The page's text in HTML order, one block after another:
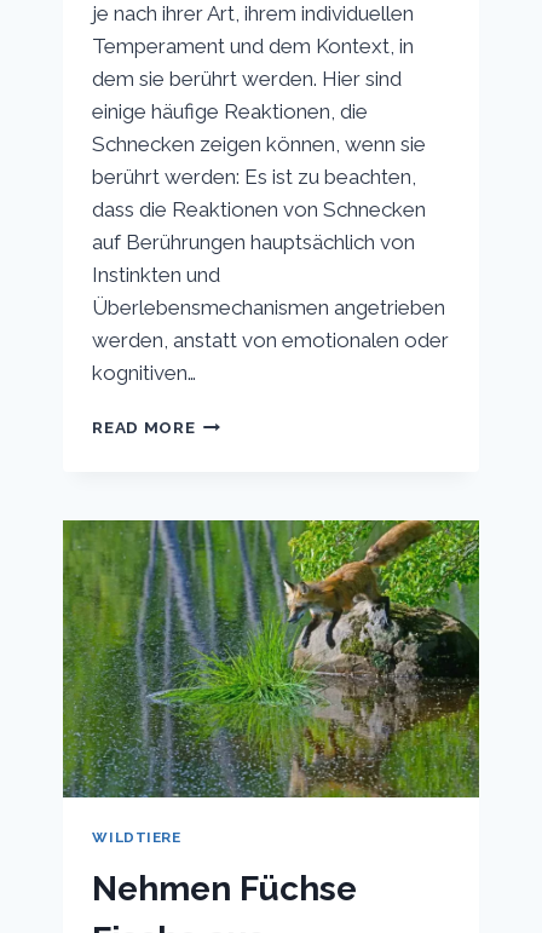
je nach ihrer Art, ihrem individuellen
Temperament und dem Kontext, in
dem sie berührt werden. Hier sind
einige häufige Reaktionen, die
Schnecken zeigen können, wenn sie
berührt werden: Es ist zu beachten,
dass die Reaktionen von Schnecken
auf Berührungen hauptsächlich von
Instinkten und
Überlebensmechanismen angetrieben
werden, anstatt von emotionalen oder
kognitiven…
READ MOREWIE
BERÜHRUNGEN?
WILDTIERE
Nehmen Füchse